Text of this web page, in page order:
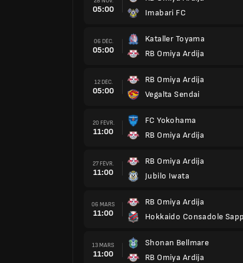
05:00
Imabari FC
06 DÉC.
05:00
Kataller Toyama
RB Omiya Ardija
12 DÉC.
05:00
RB Omiya Ardija
Vegalta Sendai
20 FÉVR.
11:00
FC Yokohama
RB Omiya Ardija
27 FÉVR.
11:00
RB Omiya Ardija
Jubilo Iwata
06 MARS
11:00
RB Omiya Ardija
Hokkaido Consadole
13 MARS
11:00
Shonan Bellmare
RB Omiya Ardija